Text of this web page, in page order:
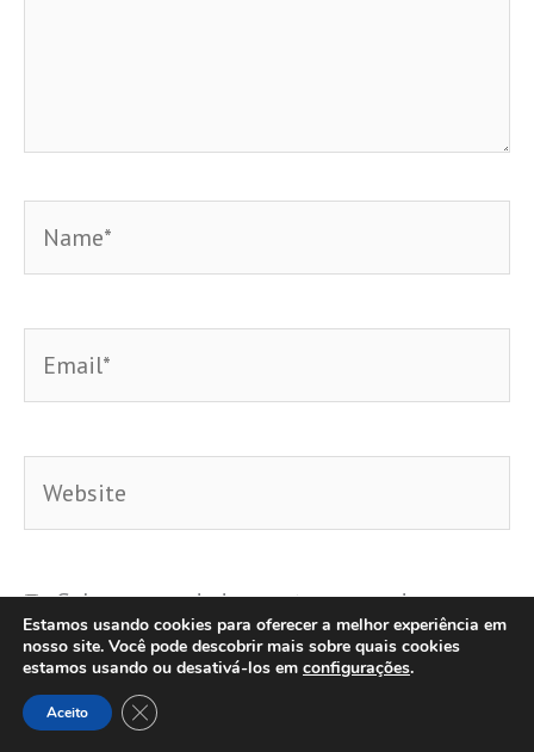
Salvar meus dados neste navegador para a
próxima vez que eu comentar.
Estamos usando cookies para oferecer a melhor experiência em
nosso site. Você pode descobrir mais sobre quais cookies
estamos usando ou desativá-los em configurações.
Aceito Close GDPR Cookie Banner